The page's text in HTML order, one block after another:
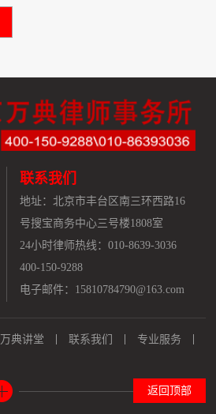
联系我们
地址： 北京市丰台区南三环西路16
号搜宝商务中心三号楼1808室
24小时律师热线：010-8639-3036
400-150-9288
电子邮件：15810784790@163.com
万典讲堂 联系我们
专业服务
返回顶部